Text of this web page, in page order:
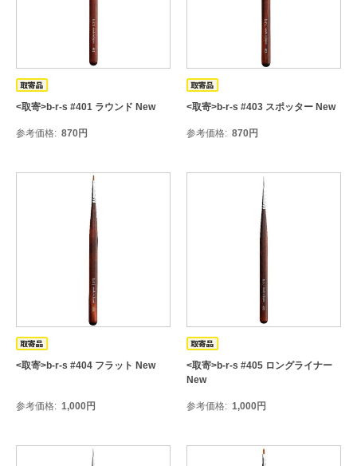
<取寄>b-r-s #401 ラウンド New
参考価格 870円
<取寄>b-r-s #403 スポッター New
参考価格 870円
<取寄>b-r-s #404 フラット New
参考価格 1,000円
<取寄>b-r-s #405 ロングライナー
New
参考価格 1,000円